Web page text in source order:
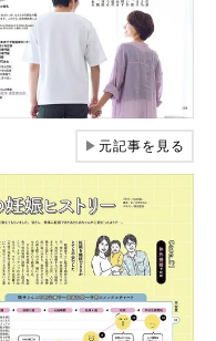
▶元記事を見る